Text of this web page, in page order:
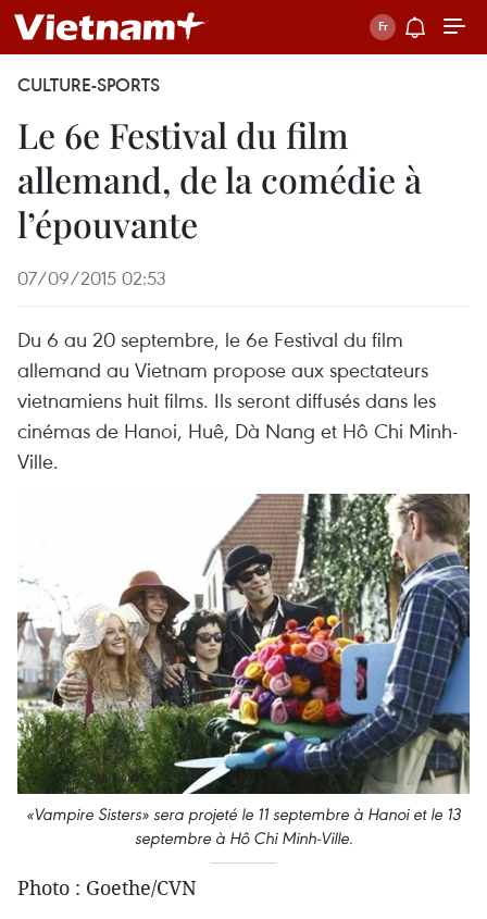
CULTURE-SPORTS
Le 6e Festival du film
allemand, de la comédie à
l’épouvante
07/09/2015 02:53
Du 6 au 20 septembre, le 6e Festival du film
allemand au Vietnam propose aux spectateurs
vietnamiens huit films. Ils seront diffusés dans les
cinémas de Hanoi, Huê, Dà Nang et Hô Chi Minh-
Ville.
«Vampire Sisters» sera projeté le 11 septembre à Hanoi et le 13
septembre à Hô Chi Minh-Ville.
Photo : Goethe/CVN